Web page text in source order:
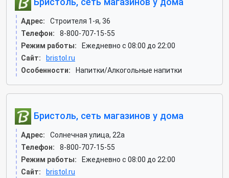
Адрес:
Строителя 1-я, 36
Телефон:
8-800-707-15-55
Режим работы:
Ежедневно с 08:00 до 22:00
Сайт:
bristol.ru
Особенности:
Напитки/Алкогольные напитки
Бристоль, сеть магазинов у дома
Адрес:
Солнечная улица, 22а
Телефон:
8-800-707-15-55
Режим работы:
Ежедневно с 08:00 до 22:00
Сайт:
bristol.ru